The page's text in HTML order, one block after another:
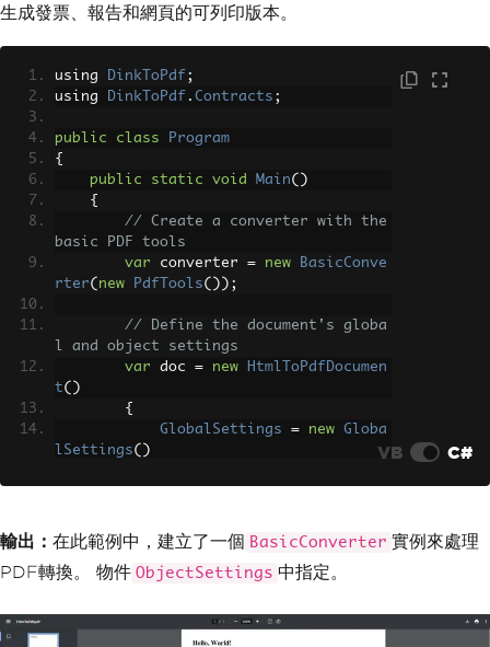
生成發票、報告和網頁的可列印版本。
using DinkToPdf ;
using
DinkToPdf . Contracts ;
public class
Program
{
public
static void Main()
{
// Create a converter with the
basic PDF tools
var converter = new
BasicConve
rter( new PdfTools());
// Define the document's globa
l and object settings
var doc = new
HtmlToPdfDocumen
t()
{
GlobalSettings
= new
Globa
lSettings()
Orientation
=
Orientat
PaperSize
= PaperKind
Out
=
"HtmlToPdf.pdf"
VB C#
輸出： 在此範例中，建立了一個 BasicConverter 實例來處理
PDF轉換。 物件 ObjectSettings 中指定。